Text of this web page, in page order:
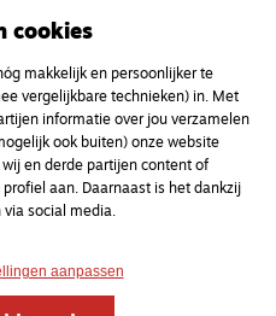
cookies
makkelijk en persoonlijker te
vergelijkbare technieken) in. Met
informatie over jou verzamelen
ook buiten) onze website
en derde partijen content of
aan. Daarnaast is het dankzij
social media.
aanpassen